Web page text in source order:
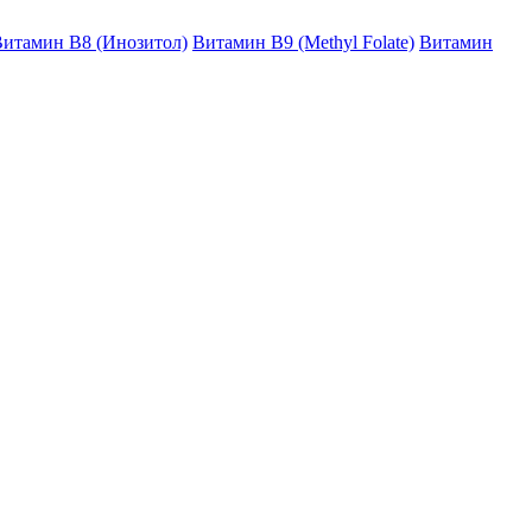
B8 (Инозитол) Витамин B9 (Methyl Folate) Витамин